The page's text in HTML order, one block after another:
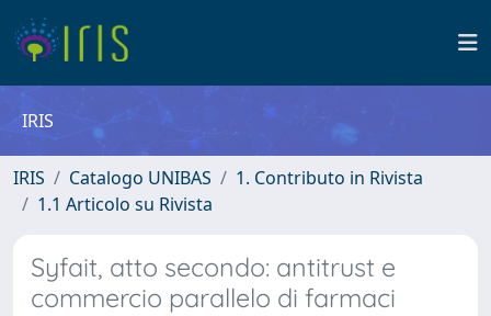
IRIS
IRIS Catalogo UNIBAS
1. Contributo in Rivista
1.1 Articolo su Rivista
Syfait, atto secondo: antitrust e
commercio parallelo di farmaci